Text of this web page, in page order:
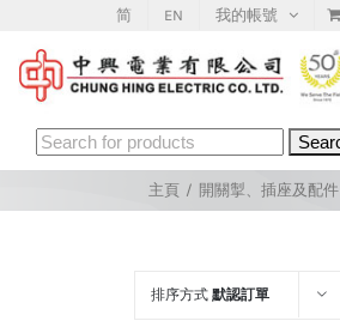
content
简 EN 我的帳號
Search
for:
主頁 / 開關掣、插座及配件
排序方式 默認訂單